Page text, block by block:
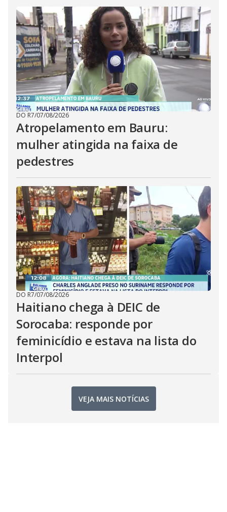
DO R7/07/08/2026
Atropelamento em Bauru:
mulher atingida na faixa de
pedestres
DO R7/07/08/2026
Haitiano chega à DEIC de
Sorocaba: responde por
feminicídio e estava na lista do
Interpol
VEJA MAIS NOTÍCIAS